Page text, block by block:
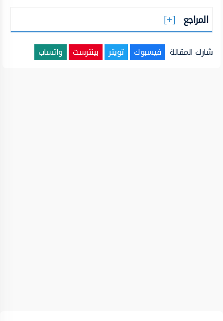
المراجع
شارك المقالة فيسبوك تويتر بينترست واتساب